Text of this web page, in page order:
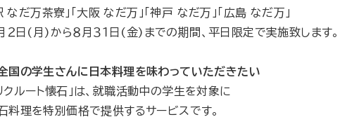
なだ万茶寮」「大阪 なだ万」「神戸 なだ万」「広島 なだ万」
２日(月)から８月３１日(金)までの期間、平日限定で実施致します。
国の学生さんに日本料理を味わっていただきたい
クルート懐石」は、就職活動中の学生を対象に
料理を特別価格で提供するサービスです。